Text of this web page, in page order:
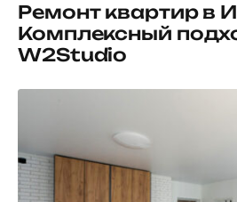
Ремонт квартир в
Комплексный
W2Studio